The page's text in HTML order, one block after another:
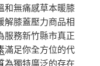
和無痛感草本暖膝
解膝蓋壓力商品相
服務新竹縣市真正
滿足你全方位的代
為獨特廣泛的存在